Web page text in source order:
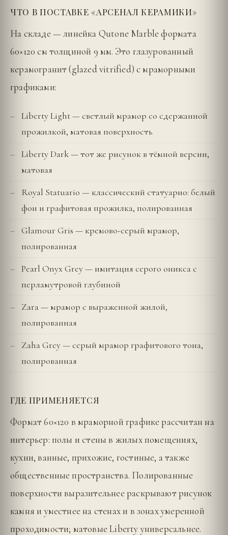
ЧТО В ПОСТАВКЕ «АРСЕНАЛ КЕРАМИКИ»
На складе — линейка Qutone Marble формата
60×120 см толщиной 9 мм. Это глазурованный
керамогранит (glazed vitrified) с мраморными
графиками:
Liberty Light — светлый мрамор со сдержанной
прожилкой, матовая поверхность
Liberty Dark — тот же рисунок в тёмной версии,
матовая
Royal Statuario — классический статуарио: белый
фон и графитовая прожилка, полированная
Glamour Gris — кремово-серый мрамор,
полированная
Pearl Onyx Grey — имитация серого оникса с
перламутровой глубиной
Zara — мрамор с выраженной жилой,
полированная
Zaha Grey — серый мрамор графитового тона,
полированная
ГДЕ ПРИМЕНЯЕТСЯ
Формат 60×120 в мраморной графике рассчитан на
интерьер: полы и стены в жилых помещениях,
кухни, ванные, прихожие, гостиные, а также
общественные пространства. Полированные
поверхности выразительнее раскрывают рисунок
камня и уместнее на стенах и в зонах умеренной
проходимости; матовые Liberty универсальнее.